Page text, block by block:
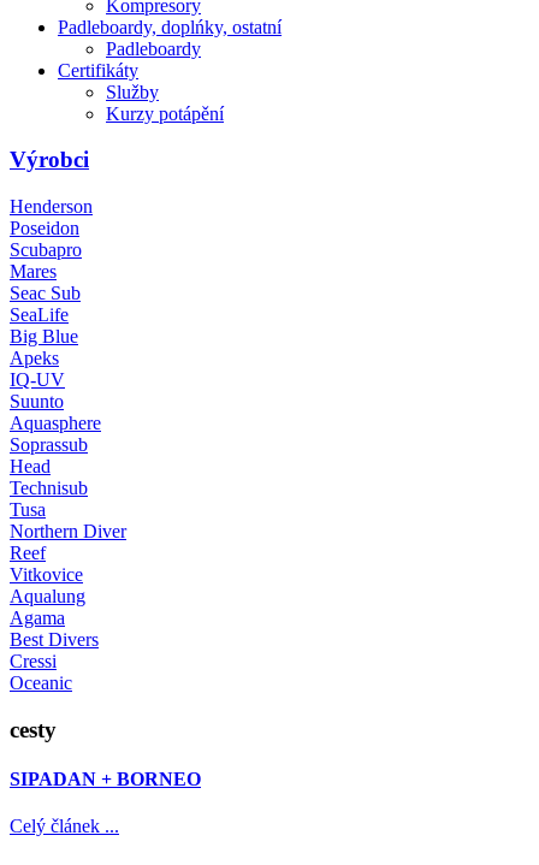
Kompresory
Padleboardy, doplńky, ostatní
Padleboardy
Certifikáty
Služby
Kurzy potápění
Výrobci
Henderson
Poseidon
Scubapro
Mares
Seac Sub
SeaLife
Big Blue
Apeks
IQ-UV
Suunto
Aquasphere
Soprassub
Head
Technisub
Tusa
Northern Diver
Reef
Vitkovice
Aqualung
Agama
Best Divers
Cressi
Oceanic
cesty
SIPADAN + BORNEO
Celý článek ...